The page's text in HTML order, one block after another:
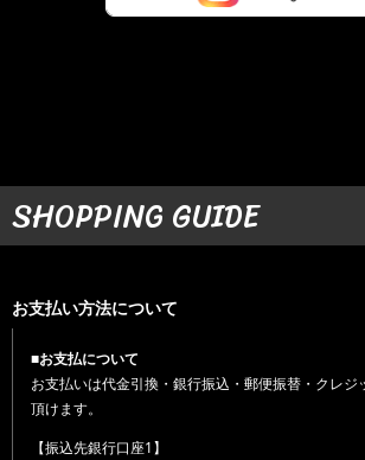
SHOPPING GUIDE
お支払い方法について
■お支払について
お支払いは代金引換・銀行振込・郵便振替・クレジ
頂けます。
【振込先銀行口座1】